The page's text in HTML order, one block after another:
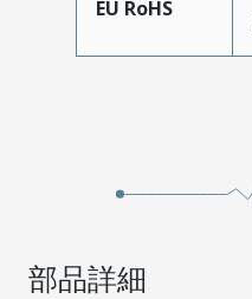
EU RoHS
部品詳細